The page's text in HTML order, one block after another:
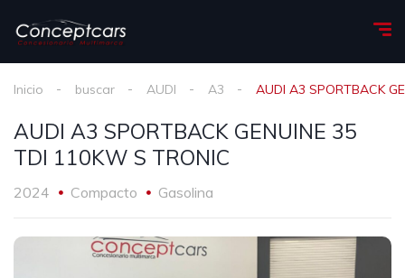
Inicio buscar AUDI A3 AUDI A3 SPORTBACK
AUDI A3 SPORTBACK GENUINE 35
TDI 110KW S TRONIC
2024 Compacto Gasolina